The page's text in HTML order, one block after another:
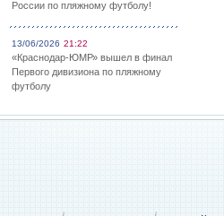
России по пляжному футболу!
13/06/2026 21:22
«Краснодар-ЮМР» вышел в финал
Первого дивизиона по пляжному
футболу